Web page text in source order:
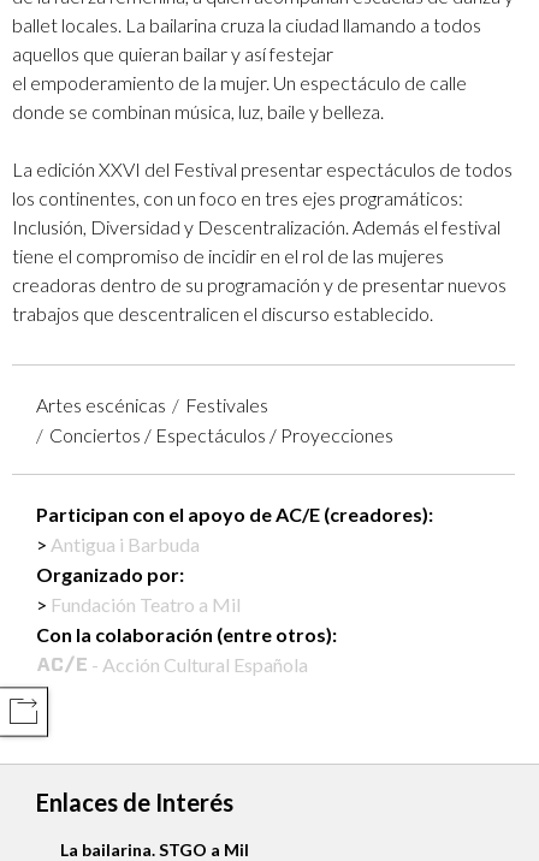
ballet locales. La bailarina cruza la ciudad llamando a todos
aquellos que quieran bailar y así festejar
el empoderamiento de la mujer. Un espectáculo de calle
donde se combinan música, luz, baile y belleza.
La edición XXVI del Festival presentar espectáculos de todos
los continentes, con un foco en tres ejes programáticos:
Inclusión, Diversidad y Descentralización. Además el festival
tiene el compromiso de incidir en el rol de las mujeres
creadoras dentro de su programación y de presentar nuevos
trabajos que descentralicen el discurso establecido.
Artes escénicas
Festivales
Conciertos / Espectáculos / Proyecciones
Participan con el apoyo de AC/E (creadores):
Antigua i Barbuda
Organizado por:
Fundación Teatro a Mil
Con la colaboración (entre otros):
- Acción Cultural Española
Enlaces de Interés
La bailarina. STGO a Mil